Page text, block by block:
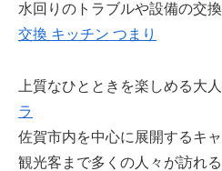
水回りのトラブルや設備の交
交換 キッチン つまり
上質なひとときを楽しめる大
ラ
佐賀市内を中心に展開するキ
観光客まで多くの人々が訪れ